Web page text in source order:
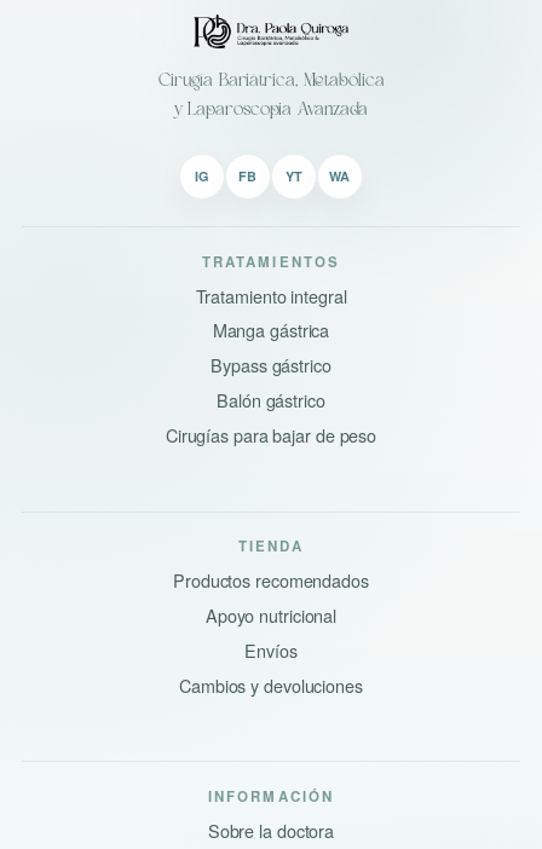
Cirugía Bariátrica, Metabólica
y Laparoscopia Avanzada
IG FB YT WA
TRATAMIENTOS
Tratamiento integral
Manga gástrica
Bypass gástrico
Balón gástrico
Cirugías para bajar de peso
TIENDA
Productos recomendados
Apoyo nutricional
Envíos
Cambios y devoluciones
INFORMACIÓN
Sobre la doctora